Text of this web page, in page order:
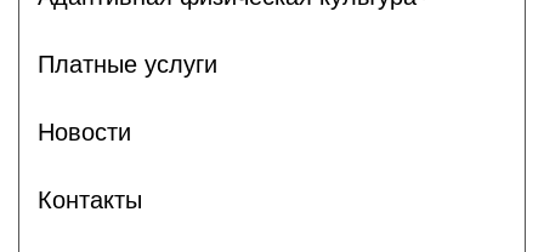
Платные услуги
Новости
Контакты